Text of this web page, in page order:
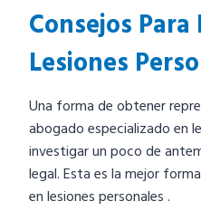
Consejos
Lesiones
Una forma de obtener
abogado especializado en
investigar un poco de
legal. Esta es la mejor
en lesiones personales .